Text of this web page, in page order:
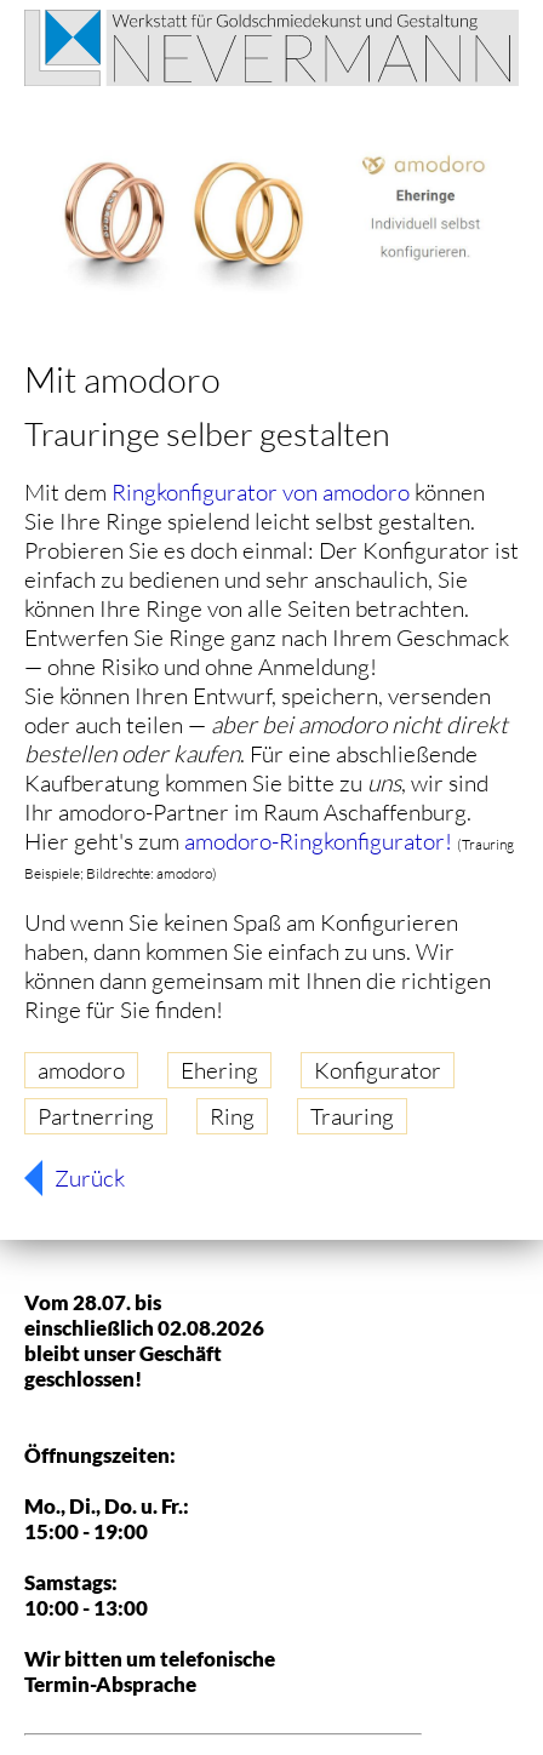
Mit amodoro
Trauringe selber gestalten
Mit dem Ringkonfigurator von amodoro können
Sie Ihre Ringe spielend leicht selbst gestalten.
Probieren Sie es doch einmal: Der Konfigurator ist
einfach zu bedienen und sehr anschaulich, Sie
können Ihre Ringe von alle Seiten betrachten.
Entwerfen Sie Ringe ganz nach Ihrem Geschmack
— ohne Risiko und ohne Anmeldung!
Sie können Ihren Entwurf, speichern, versenden
oder auch teilen — aber bei amodoro nicht direkt
bestellen oder kaufen. Für eine abschließende
Kaufberatung kommen Sie bitte zu uns, wir sind
Ihr amodoro-Partner im Raum Aschaffenburg.
Hier geht's zum amodoro-Ringkonfigurator! (Trauring
Beispiele; Bildrechte: amodoro)
Und wenn Sie keinen Spaß am Konfigurieren
haben, dann kommen Sie einfach zu uns. Wir
können dann gemeinsam mit Ihnen die richtigen
Ringe für Sie finden!
amodoro Ehering
Konfigurator
Partnerring
Ring Trauring
Zurück
Vom 28.07. bis
einschließlich 02.08.2026
bleibt unser Geschäft
geschlossen!
Öffnungszeiten:
Mo., Di., Do. u. Fr.:
15:00 - 19:00
Samstags:
10:00 - 13:00
Wir bitten um telefonische
Termin-Absprache